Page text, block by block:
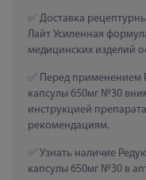
Доставка
Лайт Усиленная
медицинских изделий
Перед применением
капсулы 650мг №30
инструкцией
рекомендациям.
Узнать наличие
капсулы 650мг №30 в